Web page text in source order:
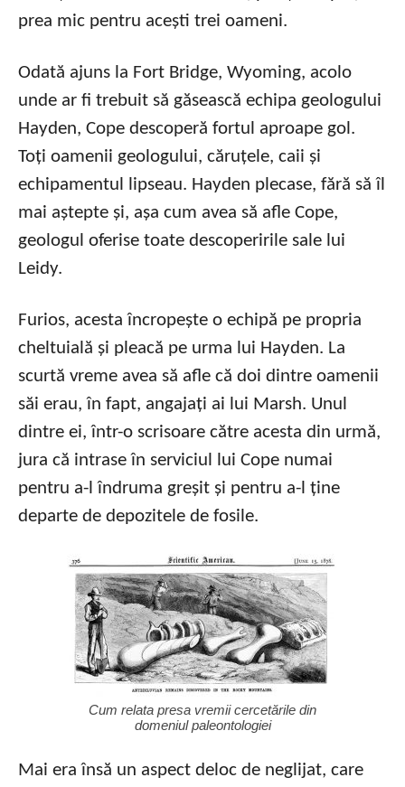
prea mic pentru acești trei oameni.
Odată ajuns la Fort Bridge, Wyoming, acolo
unde ar fi trebuit să găsească echipa geologului
Hayden, Cope descoperă fortul aproape gol.
Toți oamenii geologului, căruțele, caii și
echipamentul lipseau. Hayden plecase, fără să îl
mai aștepte și, așa cum avea să afle Cope,
geologul oferise toate descoperirile sale lui
Leidy.
Furios, acesta încropește o echipă pe propria
cheltuială și pleacă pe urma lui Hayden. La
scurtă vreme avea să afle că doi dintre oamenii
săi erau, în fapt, angajați ai lui Marsh. Unul
dintre ei, într-o scrisoare către acesta din urmă,
jura că intrase în serviciul lui Cope numai
pentru a-l îndruma greșit și pentru a-l ține
departe de depozitele de fosile.
Cum relata presa vremii cercetările din
domeniul paleontologiei
Mai era însă un aspect deloc de neglijat, care